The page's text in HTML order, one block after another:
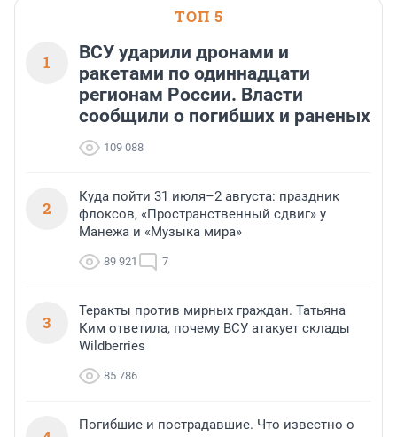
ТОП 5
1
ВСУ ударили дронами и
ракетами по одиннадцати
регионам России. Власти
сообщили о погибших и раненых
109 088
2
Куда пойти 31 июля–2 августа: праздник
флоксов, «Пространственный сдвиг» у
Манежа и «Музыка мира»
89 921 7
3
Теракты против мирных граждан. Татьяна
Ким ответила, почему ВСУ атакует склады
Wildberries
85 786
Погибшие и пострадавшие. Что известно о